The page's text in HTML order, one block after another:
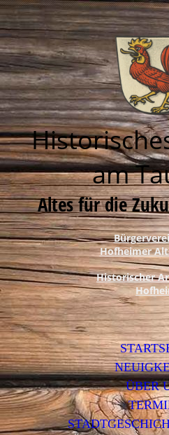
am
Altes für die
Hofheimer
Historischer
ÜBER